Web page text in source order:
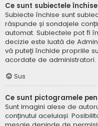
Ce sunt subiectele
Subiecte închise sunt
răspunde și sondajele
automat. Subiectele pot fi
decizie este luată de
vă puteți închide propriile
acordate de administratori.
Sus
Ce sunt pictogramele
Sunt imagini alese de
conținutul aceluiași.